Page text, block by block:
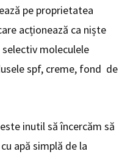
pe proprietatea
acționează ca niște
moleculele
spf, creme, fond de
inutil să încercăm să
apă simplă de la